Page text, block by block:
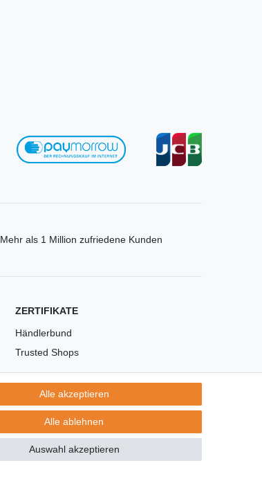
Mehr als 1 Million zufriedene Kunden
ZERTIFIKATE
Händlerbund
Trusted Shops
Alle akzeptieren
Alle ablehnen
Auswahl akzeptieren